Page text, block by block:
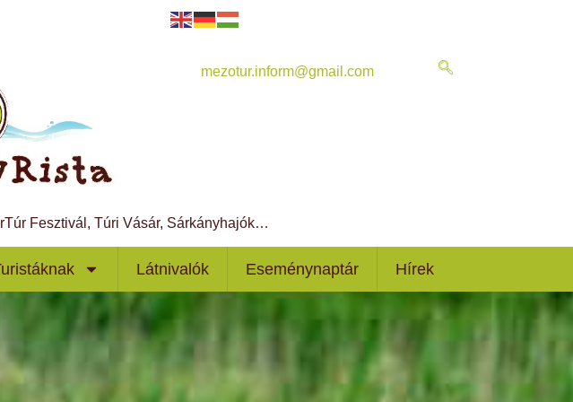
mezotur.inform@gmail.com
Fesztivál, Túri Vásár, Sárkányhajók…
Látnivalók Eseménynaptár Hírek